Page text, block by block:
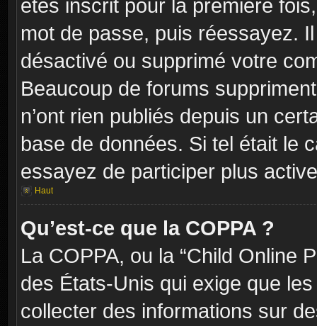
êtes inscrit pour la première
mot de passe, puis réessayez.
désactivé ou supprimé votre
Beaucoup de forums
n’ont rien publiés depuis un
base de données. Si tel était le
essayez de participer plus
Haut
Qu’est-ce que la COPPA ?
La COPPA, ou la “Child Online
des États-Unis qui exige que
collecter des informations sur